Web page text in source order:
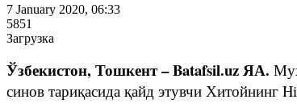
7 January 2020, 06:33
5851
Загрузка
Ўзбекистон, Тошкент – Batafsil.uz ЯА.
синов тариқасида қайд этувчи Хитойнинг